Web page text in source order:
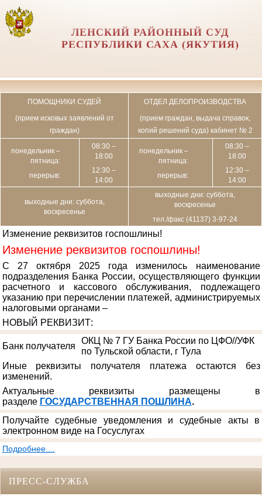
ЛЕНСКИЙ РАЙОННЫЙ СУД
РЕСПУБЛИКИ САХА (ЯКУТИЯ)
ПОМОЩНИКИ СУДЕЙ
(прием исковых заявлений от
граждан)
ОТДЕЛ ДЕЛОПРОИЗВОДСТВА
(прием граждан, выдача справок,
копий решений суда) кабинет № 2
понедельник –
пятница:
перерыв:
08:30 –
18:00
12:30 –
14:00
понедельник –
пятница:
перерыв:
08:30 –
18:00
12:30 –
14:00
выходные дни: суббота,
воскресенье
выходные дни: суббота,
воскресенье
тел./факс (41137) 3-97-24
Изменение реквизитов госпошлины!
Изменение реквизитов госпошлины!
С 27 октября 2025 года изменилось наименование
подразделения Банка России, осуществляющего функции
расчетного и кассового обслуживания, подлежащего
указанию при перечислении платежей, администрируемых
налоговыми органами –
НОВЫЙ РЕКВИЗИТ:
Банк получателя
ОКЦ № 7 ГУ Банка России по ЦФО//УФК
по Тульской области, г Тула
Иные реквизиты получателя платежа остаются без
изменений.
Актуальные реквизиты размещены в
разделе ГОСУДАРСТВЕННАЯ ПОШЛИНА.
Получайте судебные уведомления и судебные акты в
электронном виде на Госуслугах
Подробнее....
ПРЕСС-СЛУЖБА